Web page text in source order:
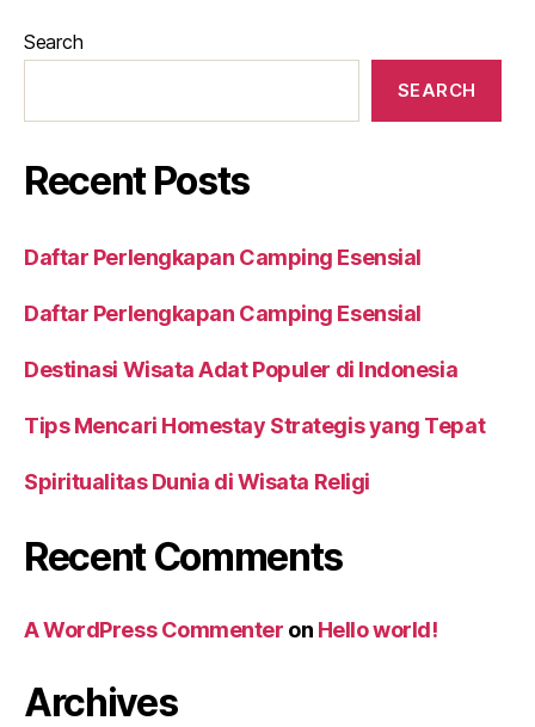
Search
SEARCH
Recent Posts
Daftar Perlengkapan Camping Esensial
Daftar Perlengkapan Camping Esensial
Destinasi Wisata Adat Populer di Indonesia
Tips Mencari Homestay Strategis yang Tepat
Spiritualitas Dunia di Wisata Religi
Recent Comments
A WordPress Commenter on Hello world!
Archives